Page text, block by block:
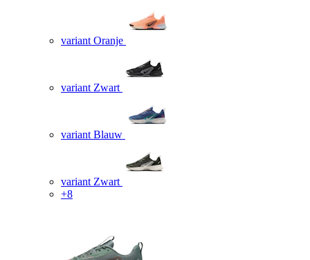
variant Oranje
variant Zwart
variant Blauw
variant Zwart
+8